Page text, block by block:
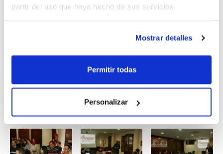
partir del uso que haya hecho de sus servicios.
Mostrar detalles
Permitir todas
Personalizar